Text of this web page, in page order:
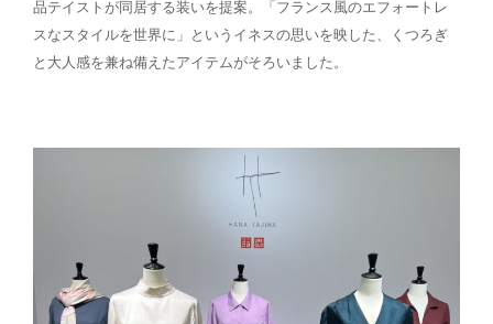
品テイストが同居する装いを提案。「フランス風のエフォートレ
スなスタイルを世界に」というイネスの思いを映した、くつろぎ
と大人感を兼ね備えたアイテムがそろいました。